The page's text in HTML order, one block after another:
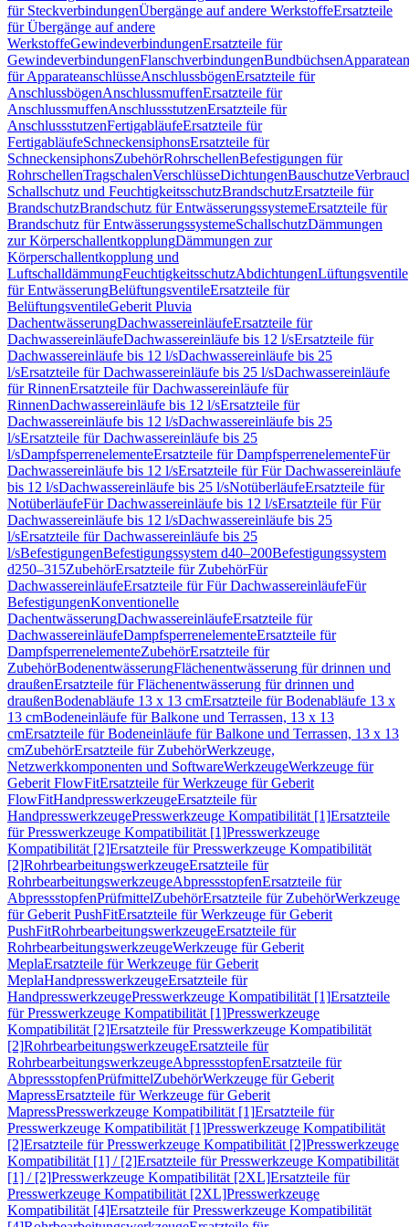
für SteckverbindungenÜbergänge auf andere WerkstoffeErsatzteile
für Übergänge auf andere
WerkstoffeGewindeverbindungenErsatzteile für
GewindeverbindungenFlanschverbindungenBundbüchsen
für ApparateanschlüsseAnschlussbögenErsatzteile für
AnschlussbögenAnschlussmuffenErsatzteile für
AnschlussmuffenAnschlussstutzenErsatzteile für
AnschlussstutzenFertigabläufeErsatzteile für
FertigabläufeSchneckensiphonsErsatzteile für
SchneckensiphonsZubehörRohrschellenBefestigungen für
RohrschellenTragschalenVerschlüsseDichtungenBauschutze
Schallschutz und FeuchtigkeitsschutzBrandschutzErsatzteile für
BrandschutzBrandschutz für EntwässerungssystemeErsatzteile für
Brandschutz für EntwässerungssystemeSchallschutzDämmungen
zur KörperschallentkopplungDämmungen zur
Körperschallentkopplung und
LuftschalldämmungFeuchtigkeitsschutzAbdichtungenLüftungsventile
für EntwässerungBelüftungsventileErsatzteile für
BelüftungsventileGeberit Pluvia
DachentwässerungDachwassereinläufeErsatzteile für
DachwassereinläufeDachwassereinläufe bis 12 l/sErsatzteile für
Dachwassereinläufe bis 12 l/sDachwassereinläufe bis 25
l/sErsatzteile für Dachwassereinläufe bis 25 l/sDachwassereinläufe
für RinnenErsatzteile für Dachwassereinläufe für
RinnenDachwassereinläufe bis 12 l/sErsatzteile für
Dachwassereinläufe bis 12 l/sDachwassereinläufe bis 25
l/sErsatzteile für Dachwassereinläufe bis 25
l/sDampfsperrenelementeErsatzteile für DampfsperrenelementeFür
Dachwassereinläufe bis 12 l/sErsatzteile für Für Dachwassereinläufe
bis 12 l/sDachwassereinläufe bis 25 l/sNotüberläufeErsatzteile für
NotüberläufeFür Dachwassereinläufe bis 12 l/sErsatzteile für Für
Dachwassereinläufe bis 12 l/sDachwassereinläufe bis 25
l/sErsatzteile für Dachwassereinläufe bis 25
l/sBefestigungenBefestigungssystem d40–200Befestigungssystem
d250–315ZubehörErsatzteile für ZubehörFür
DachwassereinläufeErsatzteile für Für DachwassereinläufeFür
BefestigungenKonventionelle
DachentwässerungDachwassereinläufeErsatzteile für
DachwassereinläufeDampfsperrenelementeErsatzteile für
DampfsperrenelementeZubehörErsatzteile für
ZubehörBodenentwässerungFlächenentwässerung für drinnen und
draußenErsatzteile für Flächenentwässerung für drinnen und
draußenBodenabläufe 13 x 13 cmErsatzteile für Bodenabläufe 13 x
13 cmBodeneinläufe für Balkone und Terrassen, 13 x 13
cmErsatzteile für Bodeneinläufe für Balkone und Terrassen, 13 x 13
cmZubehörErsatzteile für ZubehörWerkzeuge,
Netzwerkkomponenten und SoftwareWerkzeugeWerkzeuge für
Geberit FlowFitErsatzteile für Werkzeuge für Geberit
FlowFitHandpresswerkzeugeErsatzteile für
HandpresswerkzeugePresswerkzeuge Kompatibilität [1]Ersatzteile
für Presswerkzeuge Kompatibilität [1]Presswerkzeuge
Kompatibilität [2]Ersatzteile für Presswerkzeuge Kompatibilität
[2]RohrbearbeitungswerkzeugeErsatzteile für
RohrbearbeitungswerkzeugeAbpressstopfenErsatzteile für
AbpressstopfenPrüfmittelZubehörErsatzteile für ZubehörWerkzeuge
für Geberit PushFitErsatzteile für Werkzeuge für Geberit
PushFitRohrbearbeitungswerkzeugeErsatzteile für
RohrbearbeitungswerkzeugeWerkzeuge für Geberit
MeplaErsatzteile für Werkzeuge für Geberit
MeplaHandpresswerkzeugeErsatzteile für
HandpresswerkzeugePresswerkzeuge Kompatibilität [1]Ersatzteile
für Presswerkzeuge Kompatibilität [1]Presswerkzeuge
Kompatibilität [2]Ersatzteile für Presswerkzeuge Kompatibilität
[2]RohrbearbeitungswerkzeugeErsatzteile für
RohrbearbeitungswerkzeugeAbpressstopfenErsatzteile für
AbpressstopfenPrüfmittelZubehörWerkzeuge für Geberit
MapressErsatzteile für Werkzeuge für Geberit
MapressPresswerkzeuge Kompatibilität [1]Ersatzteile für
Presswerkzeuge Kompatibilität [1]Presswerkzeuge Kompatibilität
[2]Ersatzteile für Presswerkzeuge Kompatibilität [2]Presswerkzeuge
Kompatibilität [1] / [2]Ersatzteile für Presswerkzeuge Kompatibilität
[1] / [2]Presswerkzeuge Kompatibilität [2XL]Ersatzteile für
Presswerkzeuge Kompatibilität [2XL]Presswerkzeuge
Kompatibilität [4]Ersatzteile für Presswerkzeuge Kompatibilität